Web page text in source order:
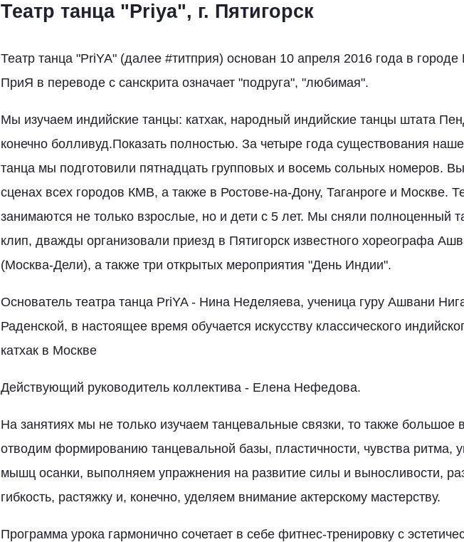
Театр танца "Priya", г. Пятигорск
Театр танца "PriYA" (далее #титприя) основан 10 апреля 2016 года в городе
ПриЯ в переводе с санскрита означает "подруга", "любимая".
Мы изучаем индийские танцы: катхак, народный индийские танцы штата
конечно болливуд.Показать полностью. За четыре года существования
танца мы подготовили пятнадцать групповых и восемь сольных номеров.
сценах всех городов КМВ, а также в Ростове-на-Дону, Таганроге и Москве.
занимаются не только взрослые, но и дети с 5 лет. Мы сняли полноценный
клип, дважды организовали приезд в Пятигорск известного хореографа
(Москва-Дели), а также три открытых мероприятия "День Индии".
Основатель театра танца PriYA - Нина Неделяева, ученица гуру Ашвани
Раденской, в настоящее время обучается искусству классического
катхак в Москве
Действующий руководитель коллектива - Елена Нефедова.
На занятиях мы не только изучаем танцевальные связки, то также большое
отводим формированию танцевальной базы, пластичности, чувства ритма,
мышц осанки, выполняем упражнения на развитие силы и выносливости,
гибкость, растяжку и, конечно, уделяем внимание актерскому мастерству.
Программа урока гармонично сочетает в себе фитнес-тренировку с